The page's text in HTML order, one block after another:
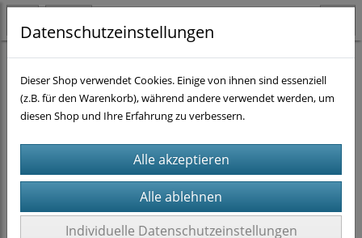
Strickanleitungen
Datenschutzeinstellungen
Dieser Shop verwendet Cookies. Einige von ihnen sind essenziell
(z.B. für den Warenkorb), während andere verwendet werden, um
diesen Shop und Ihre Erfahrung zu verbessern.
Individuelle Datenschutzeinstellungen